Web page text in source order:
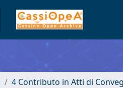
4 Contributo in Atti di